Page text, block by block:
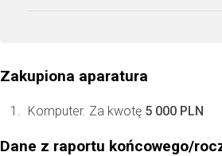
Zakupiona aparatura
Komputer. Za kwotę 5 000 PLN
Dane z raportu końcowego/